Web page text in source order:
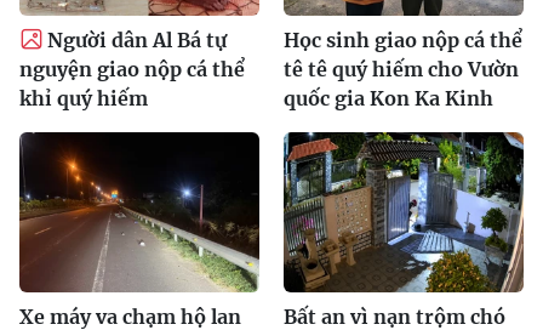
Người dân Al Bá tự
nguyện giao nộp cá thể
khỉ quý hiếm
Học sinh giao nộp cá thể
tê tê quý hiếm cho Vườn
quốc gia Kon Ka Kinh
Xe máy va chạm hộ lan
Bất an vì nạn trộm chó